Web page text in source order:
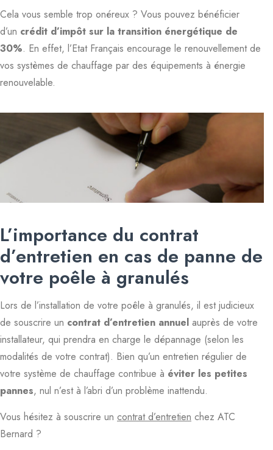
Cela vous semble trop onéreux ? Vous pouvez bénéficier
d’un crédit d’impôt sur la transition énergétique de
30%. En effet, l’Etat Français encourage le renouvellement de
vos systèmes de chauffage par des équipements à énergie
renouvelable.
L’importance du contrat
d’entretien en cas de panne de
votre poêle à granulés
Lors de l’installation de votre poêle à granulés, il est judicieux
de souscrire un contrat d’entretien annuel auprès de votre
installateur, qui prendra en charge le dépannage (selon les
modalités de votre contrat). Bien qu’un entretien régulier de
votre système de chauffage contribue à éviter les petites
pannes, nul n’est à l’abri d’un problème inattendu.
Vous hésitez à souscrire un contrat d’entretien chez ATC
Bernard ?